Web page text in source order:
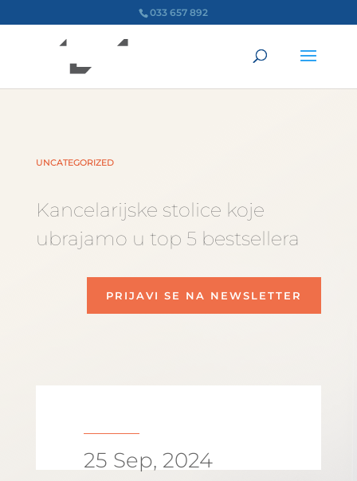
033 657 892
UNCATEGORIZED
Kancelarijske stolice koje
ubrajamo u top 5 bestsellera
PRIJAVI SE NA NEWSLETTER
25 Sep, 2024